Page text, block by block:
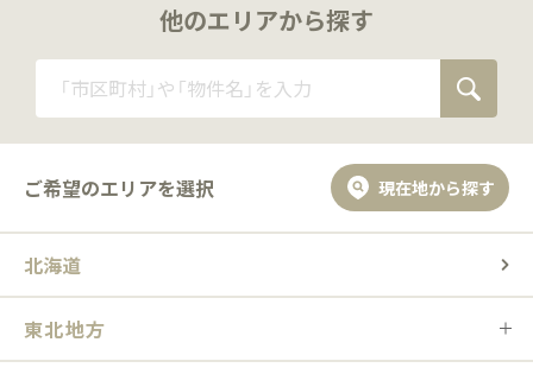
他のエリアから探す
ご希望のエリアを選択 現在地から探す
北海道
東北地方